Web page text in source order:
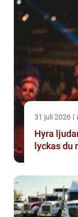
31 juli 2026
Hyra
lyckas du